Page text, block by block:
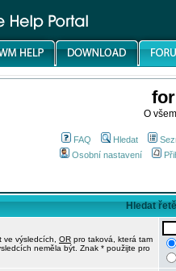
O
FAQ Hledat
Osobní nastavení
Hledat
ve výsledcích, OR pro taková, která tam
neměla být. Znak * použijte pro